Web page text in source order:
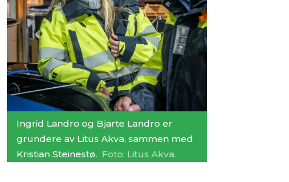
Ingrid Landro og Bjarte Landro er
grundere av Litus Akva, sammen med
Kristian Steinestø. Foto: Litus Akva.